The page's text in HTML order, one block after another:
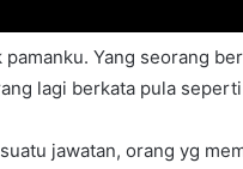
Yang seorang
lagi berkata pula seperti
jawatan, orang yg